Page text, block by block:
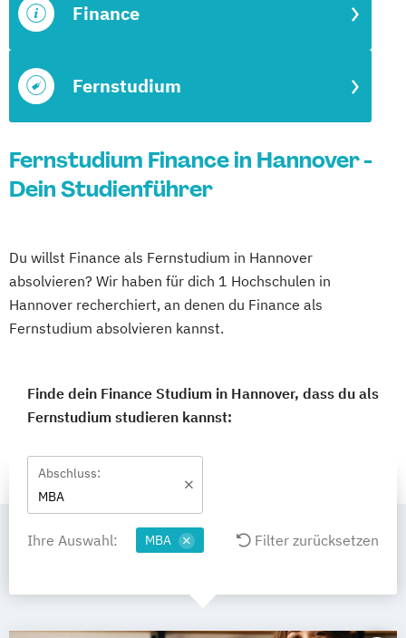
Fernstudium
Finance
Fernstudium Finance in Hannover -
Dein Studienführer
Du willst Finance als Fernstudium in Hannover
absolvieren? Wir haben für dich 1 Hochschulen in
Hannover recherchiert, an denen du Finance als
Fernstudium absolvieren kannst.
Finde dein Finance Studium in Hannover, dass du als
Fernstudium studieren kannst:
Abschluss:
MBA
Ihre Auswahl: MBA Filter zurücksetzen